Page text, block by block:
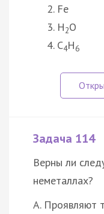
Fe
H2О
С4Н6
Задача 114
Верны ли
неметаллах?
А. Проявляют